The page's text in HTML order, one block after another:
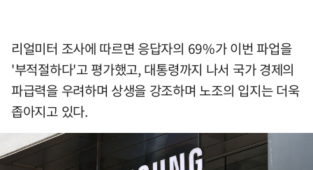
리얼미터 조사에 따르면 응답자의 69%가 이번 파업을
'부적절하다'고 평가했고, 대통령까지 나서 국가 경제의
파급력을 우려하며 상생을 강조하며 노조의 입지는 더욱
좁아지고 있다.